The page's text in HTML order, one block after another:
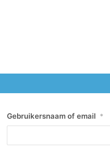
Gebruikersnaam of email *